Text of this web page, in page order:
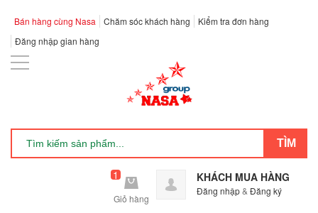
Bán hàng cùng Nasa Chăm sóc khách hàng
Kiểm tra đơn hàng
Đăng nhập gian hàng
1
Giỏ hàng
KHÁCH MUA HÀNG
Đăng nhập& Đăng ký